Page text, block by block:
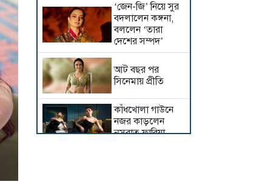
‘জেন-জি’ নিয়ে সুর
বদলালেন কঙ্গনা,
বললেন ‘তারা
দেশের সম্পদ’
আট বছর পর
সিনেমায় প্রীতি
কাঁধখোলা গাউনে
নজর কাড়লেন
নুসরাত ফারিয়া